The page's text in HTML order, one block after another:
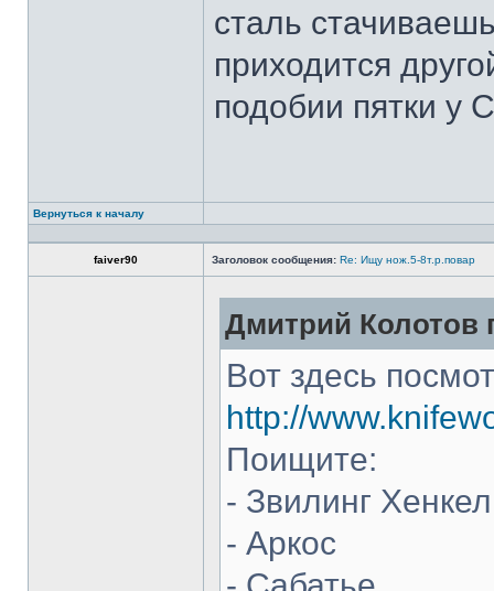
сталь
приходится
подобии пятки у
Вернуться к началу
faiver90 Заголовок сообщения: Re: Ищу нож.5-8т.р.повар
Дмитрий Колотов
Вот здесь
http://
Поищите:
- Звилинг
- Аркос